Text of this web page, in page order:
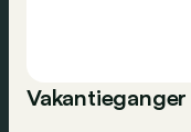
Vakantieganger